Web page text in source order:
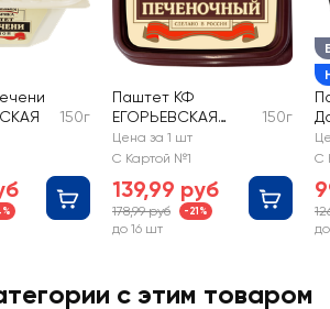
150г
Паштет КФ
ЕГОРЬЕВСКАЯ
Печеночный
150г
Цена за 1 шт
С Картой №1
139,99 руб
178,99 руб -21%
до 16 шт
С
с этим товаром